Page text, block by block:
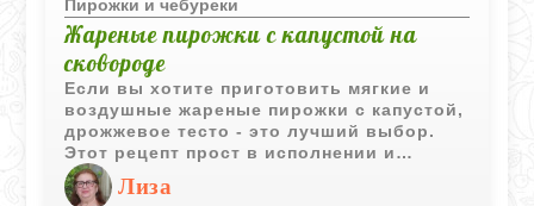
Пирожки и чебуреки
Жареные пирожки с капустой на
сковороде
Если вы хотите приготовить мягкие и
воздушные жареные пирожки с капустой,
дрожжевое тесто - это лучший выбор.
Этот рецепт прост в исполнении и
доставит вам удовольствие от процесса
приготовления.
Лиза